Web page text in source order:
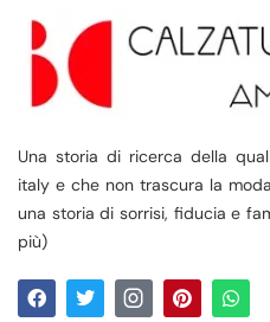
Una storia di ricerca della
italy e che non trascura la
una storia di sorrisi, fiducia e
più)